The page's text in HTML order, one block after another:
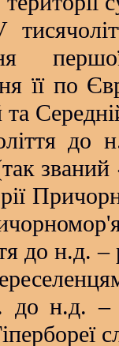
її по
до
званий
до н.д. –
н.д. –